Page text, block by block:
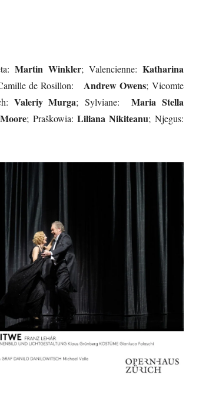
Martin Winkler; Valencienne:Katharina
de Rosillon: Andrew Owens; Vicomte
Valeriy Murga; Sylviane:Maria Stella
; Praškowia:Liliana Nikiteanu; Njegus: